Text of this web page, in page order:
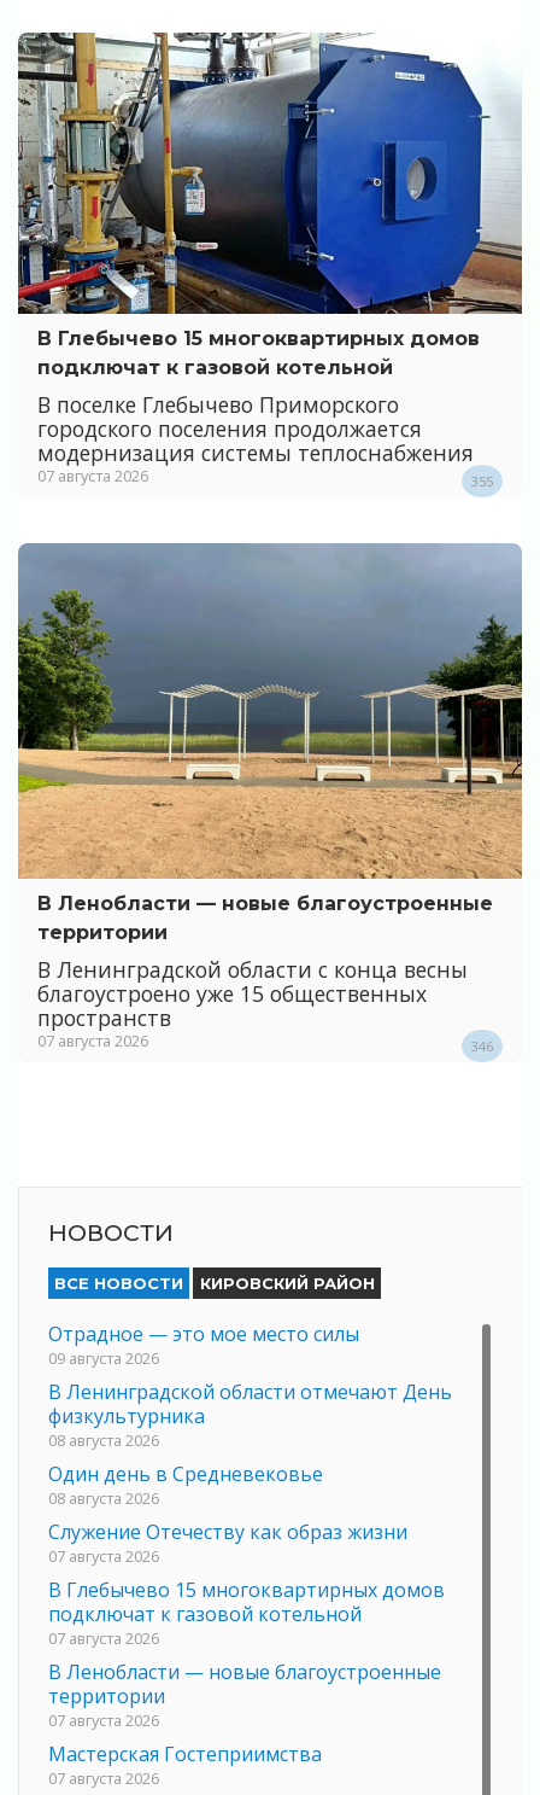
В Глебычево 15 многоквартирных домов
подключат к газовой котельной
В поселке Глебычево Приморского
городского поселения продолжается
модернизация системы теплоснабжения
07 августа 2026 355
В Ленобласти — новые благоустроенные
территории
В Ленинградской области с конца весны
благоустроено уже 15 общественных
пространств
07 августа 2026 346
НОВОСТИ
ВСЕ НОВОСТИ КИРОВСКИЙ РАЙОН
Отрадное — это мое место силы
09 августа 2026
В Ленинградской области отмечают День
физкультурника
08 августа 2026
Один день в Средневековье
08 августа 2026
Служение Отечеству как образ жизни
07 августа 2026
В Глебычево 15 многоквартирных домов
подключат к газовой котельной
07 августа 2026
В Ленобласти — новые благоустроенные
территории
07 августа 2026
Мастерская Гостеприимства
07 августа 2026